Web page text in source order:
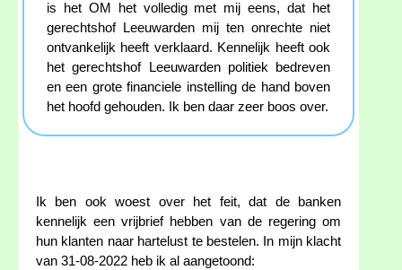
is het OM het volledig met mij eens, dat het
gerechtshof Leeuwarden mij ten onrechte niet
ontvankelijk heeft verklaard. Kennelijk heeft ook
het gerechtshof Leeuwarden politiek bedreven
en een grote financiele instelling de hand boven
het hoofd gehouden. Ik ben daar zeer boos over.
Ik ben ook woest over het feit, dat de banken
kennelijk een vrijbrief hebben van de regering om
hun klanten naar hartelust te bestelen. In mijn klacht
van 31-08-2022 heb ik al aangetoond: